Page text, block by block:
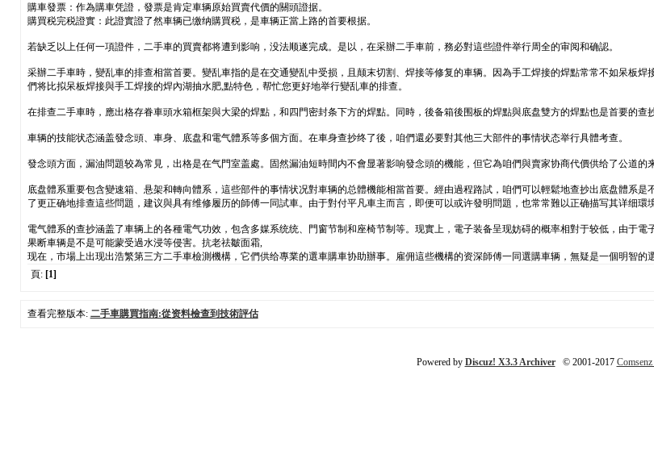
購車發票：作為購車凭證，發票是肯定車辆原始買賣代價的關頭證据。
購買税完税證實：此證實證了然車辆已缴纳購買税，是車辆正當上路的首要根据。
若缺乏以上任何一項證件，二手車的買賣都将遭到影响，没法顺遂完成。是以，在采辦二手車前，務必對這些證件举行周全的审阅和确認。
采辦二手車時，變乱車的排查相當首要。變乱車指的是在交通變乱中受损，且颠末切割、焊接等修复的車辆。因為手工焊接的焊點常常不如呆板
們将比拟呆板焊接與手工焊接的焊內湖抽水肥,點特色，帮忙您更好地举行變乱車的排查。
在排查二手車時，應出格存眷車頭水箱框架與大梁的焊點，和四門密封条下方的焊點。同時，後备箱後围板的焊點與底盘雙方的焊點也是首要的查抄
車辆的技能状态涵盖發念頭、車身、底盘和電气體系等多個方面。在車身查抄终了後，咱們還必要對其他三大部件的事情状态举行具體考查。
發念頭方面，漏油問題较為常見，出格是在气門室盖處。固然漏油短時間内不會显著影响發念頭的機能，但它為咱們與賣家协商代價供给了公道的来
底盘體系重要包含變速箱、悬架和轉向體系，這些部件的事情状况對車辆的总體機能相當首要。經由過程路試，咱們可以輕鬆地查抄出底盘體系
了更正确地排查這些問題，建议與具有维修履历的師傅一同試車。由于對付平凡車主而言，即便可以或许發明問題，也常常難以正确描写其详细環境
電气體系的查抄涵盖了車辆上的各種電气功效，包含多媒系统统、門窗节制和座椅节制等。现實上，電子装备呈现妨碍的概率相對于较低，由于
果断車辆是不是可能蒙受過水浸等侵害。抗老祛皺面霜,
现在，市場上出现出浩繁第三方二手車檢測機構，它們供给專業的選車購車协助辦事。雇佣這些機構的资深師傅一同選購車辆，無疑是一個明智
頁: [1]
查看完整版本: 二手車購買指南:從资料檢查到技術評估
Powered by Discuz! X3.3 Archiver© 2001-2017